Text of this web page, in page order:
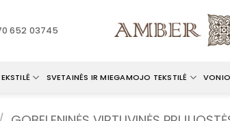
652 03745
SVETAINĖS IR MIEGAMOJO TEKSTILĖ